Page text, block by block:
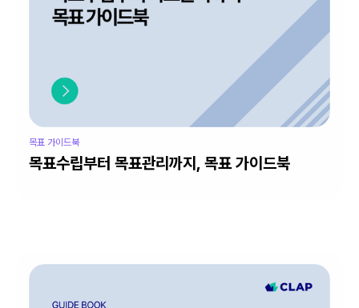
목표 가이드북
목표수립부터 목표관리까지, 목표 가이드북